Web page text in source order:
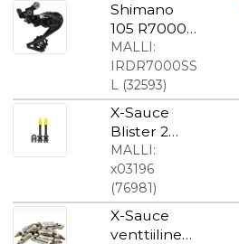
Shimano
105 R7000
takavaihtaja
lyhyt musta
MALLI:
IRDR7000SS
L(32593)
X-Sauce
Blister 2
Tubeless
Presta
venttiilit
40mm
MALLI:
x03196
(76981)
X-Sauce
venttiilineul